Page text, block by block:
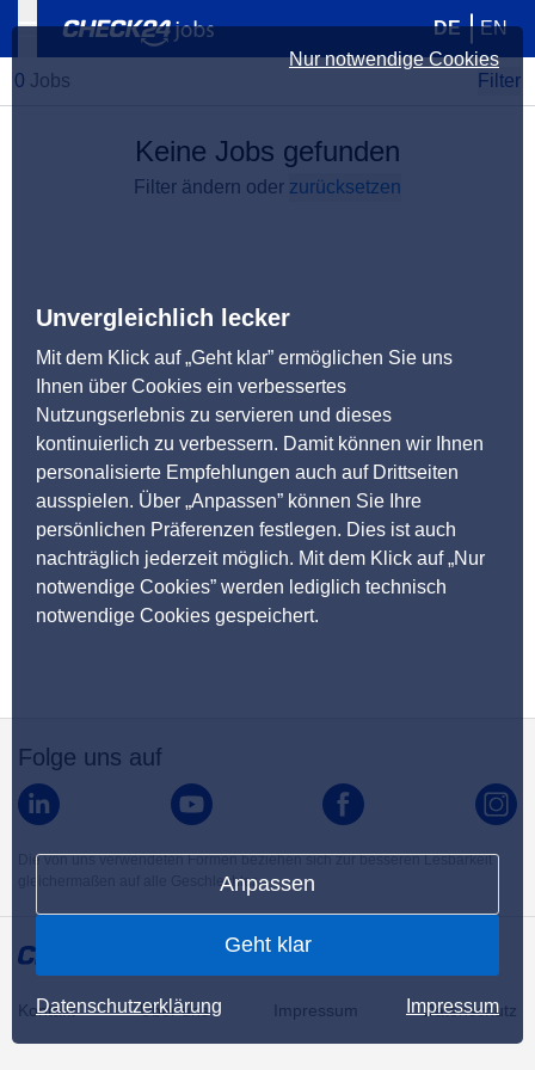
Nur notwendige Cookies
Unvergleichlich lecker
Mit dem Klick auf „Geht klar” ermöglichen Sie uns
Ihnen über Cookies ein verbessertes
Nutzungserlebnis zu servieren und dieses
kontinuierlich zu verbessern. Damit können wir Ihnen
personalisierte Empfehlungen auch auf Drittseiten
ausspielen. Über „Anpassen” können Sie Ihre
persönlichen Präferenzen festlegen. Dies ist auch
nachträglich jederzeit möglich. Mit dem Klick auf „Nur
notwendige Cookies” werden lediglich technisch
notwendige Cookies gespeichert.
Anpassen
Geht klar
Datenschutzerklärung Impressum
DE EN
0 Jobs Filter
Keine Jobs gefunden
Filter ändern oder zurücksetzen
Folge uns auf
Die von uns verwendeten Formen beziehen sich zur besseren Lesbarkeit
gleichermaßen auf alle Geschlechter.
Kontakt Über uns Impressum Datenschutz